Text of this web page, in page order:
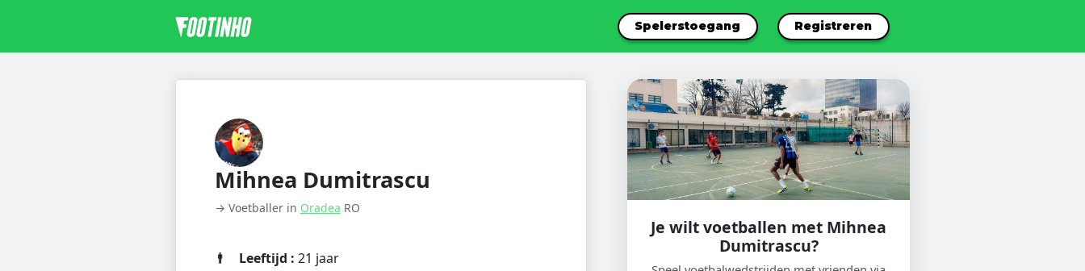
Spelerstoegang Registreren
Mihnea Dumitrascu
→ Voetballer in Oradea RO
Leeftijd : 21 jaar
Je wilt voetballen met Mihnea
Dumitrascu?